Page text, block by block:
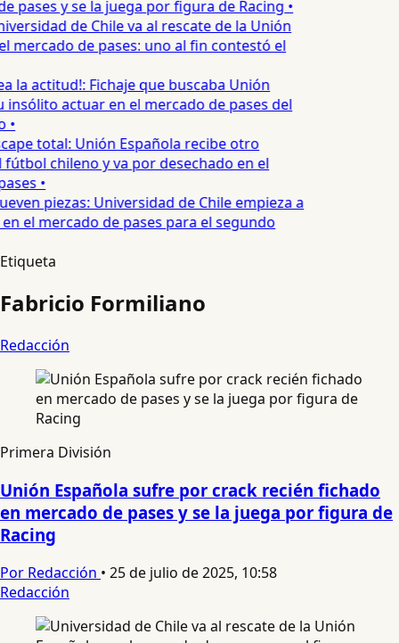
pases y se la juega por figura de Racing •
de Chile va al rescate de la Unión
mercado de pases: uno al fin contestó el
la actitud!: Fichaje que buscaba Unión
insólito actuar en el mercado de pases del
•
total: Unión Española recibe otro
chileno y va por desechado en el
•
piezas: Universidad de Chile empieza a
el mercado de pases para el segundo
Etiqueta
Fabricio Formiliano
Redacción
Primera División
Unión Española sufre por crack recién fichado
en mercado de pases y se la juega por figura de
Racing
Por Redacción • 25 de julio de 2025, 10:58
Redacción